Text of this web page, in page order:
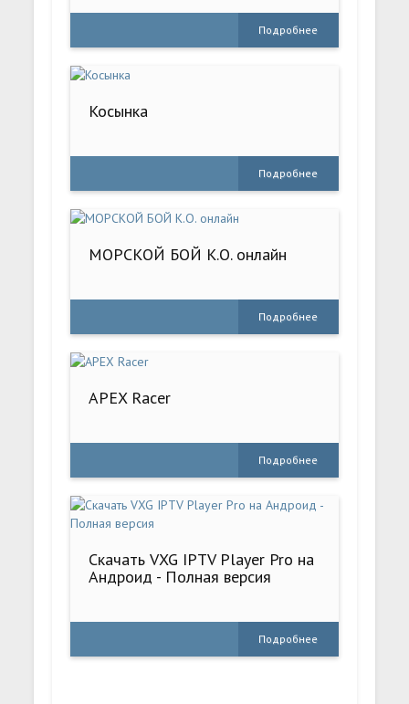
Подробнее
Косынка
Подробнее
МОРСКОЙ БОЙ К.О. онлайн
Подробнее
APEX Racer
Подробнее
Скачать VXG IPTV Player Pro на
Андроид - Полная версия
Подробнее